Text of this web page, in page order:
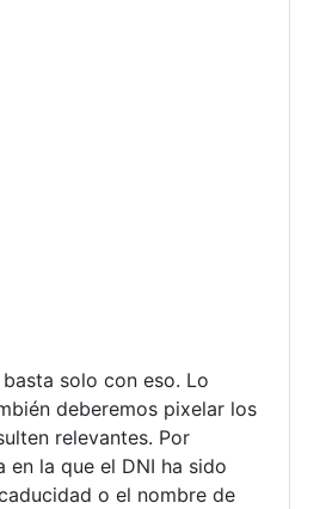
solo con eso. Lo
deberemos pixelar los
relevantes. Por
en la que el DNI ha sido
o el nombre de